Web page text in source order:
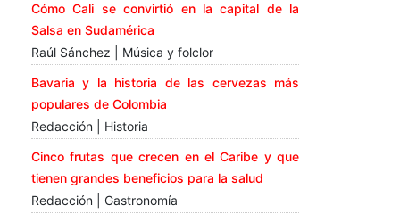
Cómo Cali se convirtió en la capital de la
Salsa en Sudamérica
Raúl Sánchez | Música y folclor
Bavaria y la historia de las cervezas más
populares de Colombia
Redacción | Historia
Cinco frutas que crecen en el Caribe y que
tienen grandes beneficios para la salud
Redacción | Gastronomía